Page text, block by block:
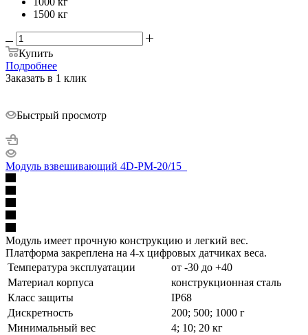
1500 кг
Купить
Подробнее
Заказать в 1 клик
Быстрый просмотр
Модуль взвешивающий 4D-PM-20/15_
Модуль имеет прочную конструкцию и легкий вес.
Платформа закреплена на 4-х цифровых датчиках веса.
Температура эксплуатации
от -30 до +40
Материал корпуса
конструкционная сталь
Класс защиты
IP68
Дискретность
200; 500; 1000 г
Минимальный вес
4; 10; 20 кг